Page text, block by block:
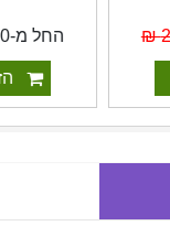
החל מ-170 ₪